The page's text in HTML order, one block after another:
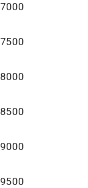
7000
7500
8000
8500
9000
9500